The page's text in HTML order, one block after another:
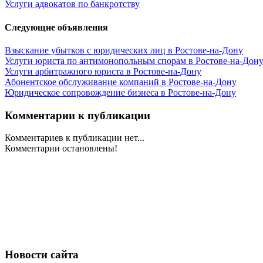
Услуги адвокатов по банкротству
Следующие объявления
Взыскание убытков с юридических лиц в Ростове-на-Дону
Услуги юриста по антимонопольным спорам в Ростове-на-Дону
Услуги арбитражного юриста в Ростове-на-Дону
Абонентское обслуживание компаний в Ростове-на-Дону
Юридическое сопровождение бизнеса в Ростове-на-Дону
Комментарии к публикации
Комментариев к публикации нет...
Комментарии остановлены!
Новости сайта